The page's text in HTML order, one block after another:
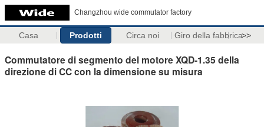
Changzhou wide commutator factory
Casa Prodotti Circa noi Giro della fabbrica>>
Commutatore di segmento del motore XQD-1.35 della
direzione di CC con la dimensione su misura